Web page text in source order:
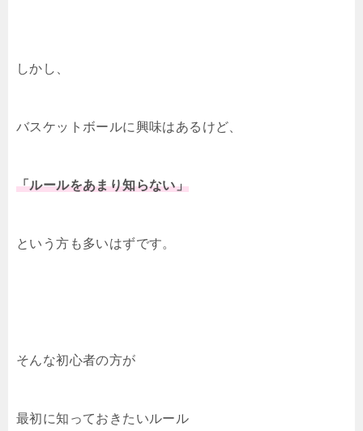
しかし、
バスケットボールに興味はあるけど、
「ルールをあまり知らない」
という方も多いはずです。
そんな初心者の方が
最初に知っておきたいルール